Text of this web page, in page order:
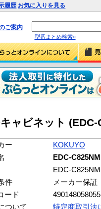
履歴 お気に入りを見る
ご案内
型番まとめ検索»
ャビネット (EDC-
ー
KOKUYO
EDC-
EDC-C825NM
件
メーカー保証
ード
ついて
特定商取引法